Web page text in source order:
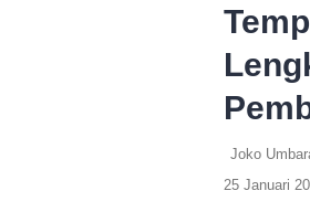
Joko
25 Januari